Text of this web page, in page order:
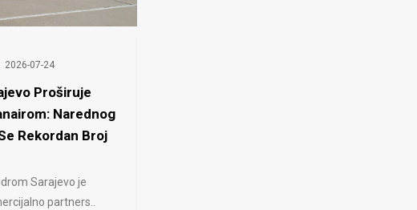
2026-07-24
Proširuje
Narednog
Rekordan Broj
Sarajevo je
partners..